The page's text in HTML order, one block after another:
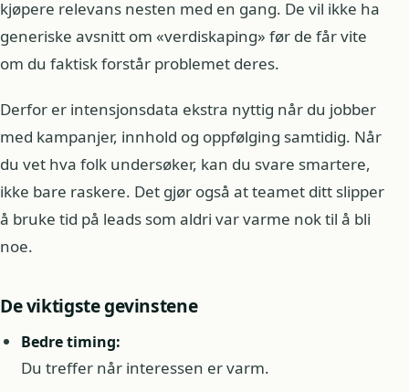
kjøpere relevans nesten med en gang. De vil ikke ha
generiske avsnitt om «verdiskaping» før de får vite
om du faktisk forstår problemet deres.
Derfor er intensjonsdata ekstra nyttig når du jobber
med kampanjer, innhold og oppfølging samtidig. Når
du vet hva folk undersøker, kan du svare smartere,
ikke bare raskere. Det gjør også at teamet ditt slipper
å bruke tid på leads som aldri var varme nok til å bli
noe.
De viktigste gevinstene
Bedre timing:
Du treffer når interessen er varm.